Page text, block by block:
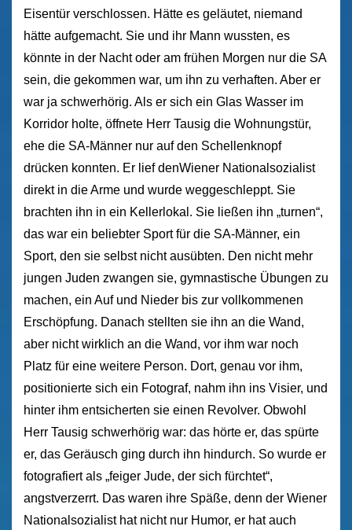
Eisentür verschlossen. Hätte es geläutet, niemand
hätte aufgemacht. Sie und ihr Mann wussten, es
könnte in der Nacht oder am frühen Morgen nur die SA
sein, die gekommen war, um ihn zu verhaften. Aber er
war ja schwerhörig. Als er sich ein Glas Wasser im
Korridor holte, öffnete Herr Tausig die Wohnungstür,
ehe die SA-Männer nur auf den Schellenknopf
drücken konnten. Er lief denWiener Nationalsozialist
direkt in die Arme und wurde weggeschleppt. Sie
brachten ihn in ein Kellerlokal. Sie ließen ihn „turnen“,
das war ein beliebter Sport für die SA-Männer, ein
Sport, den sie selbst nicht ausübten. Den nicht mehr
jungen Juden zwangen sie, gymnastische Übungen zu
machen, ein Auf und Nieder bis zur vollkommenen
Erschöpfung. Danach stellten sie ihn an die Wand,
aber nicht wirklich an die Wand, vor ihm war noch
Platz für eine weitere Person. Dort, genau vor ihm,
positionierte sich ein Fotograf, nahm ihn ins Visier, und
hinter ihm entsicherten sie einen Revolver. Obwohl
Herr Tausig schwerhörig war: das hörte er, das spürte
er, das Geräusch ging durch ihn hindurch. So wurde er
fotografiert als „feiger Jude, der sich fürchtet“,
angstverzerrt. Das waren ihre Späße, denn der Wiener
Nationalsozialist hat nicht nur Humor, er hat auch